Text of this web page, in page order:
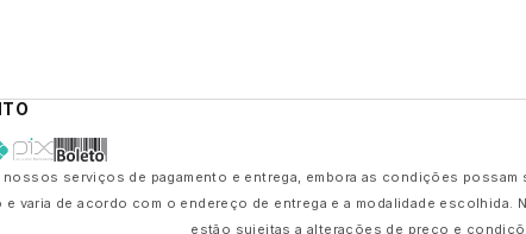
nossos serviços de pagamento e entrega, embora as condições
e varia de acordo com o endereço de entrega e a modalidade
estão sujeitas a alterações de preço e